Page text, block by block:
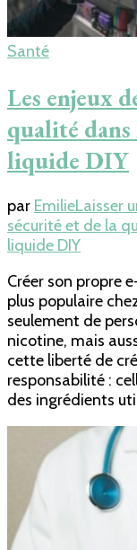
Santé
Les enjeux
qualité
liquide DIY
par EmilieLaisser
sécurité et de la
liquide DIY
Créer son propre
plus populaire
seulement de
nicotine, mais
cette liberté de
responsabilité :
des ingrédients